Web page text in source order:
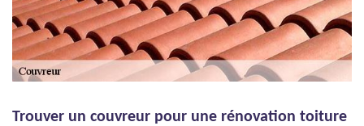
Trouver un couvreur pour une rénovation toiture